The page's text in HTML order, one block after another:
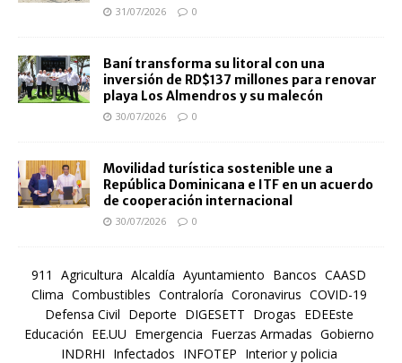
31/07/2026 0
Baní transforma su litoral con una
inversión de RD$137 millones para renovar
playa Los Almendros y su malecón
30/07/2026 0
Movilidad turística sostenible une a
República Dominicana e ITF en un acuerdo
de cooperación internacional
30/07/2026 0
911 Agricultura Alcaldía Ayuntamiento Bancos CAASD
Clima Combustibles Contraloría Coronavirus COVID-19
Defensa Civil Deporte DIGESETT Drogas EDEEste
Educación EE.UU Emergencia Fuerzas Armadas Gobierno
INDRHI Infectados INFOTEP Interior y policia